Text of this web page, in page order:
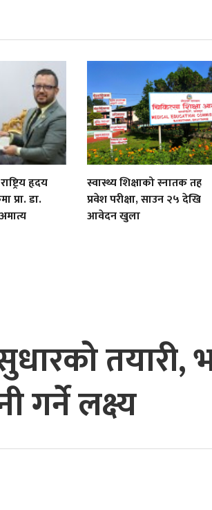
हृदय
प्रा. डा.
स्वास्थ्य शिक्षाको स्नातक तह
प्रवेश परीक्षा, साउन २५ देखि
आवेदन खुला
तयारी,
गर्ने लक्ष्य